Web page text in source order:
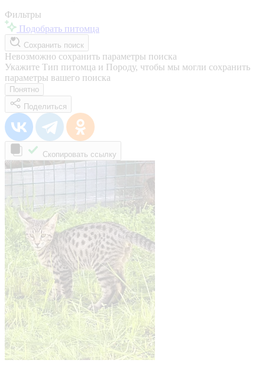
Фильтры
Подобрать питомца
Сохранить поиск
Невозможно сохранить параметры поиска
Укажите Тип питомца и Породу, чтобы мы могли сохранить
параметры вашего поиска
Понятно
Поделиться
Скопировать ссылку